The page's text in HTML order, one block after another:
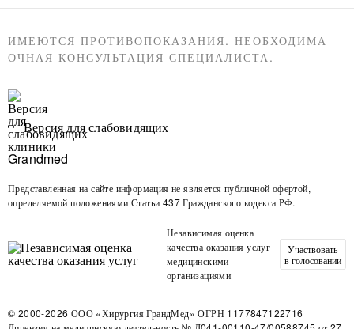
ИМЕЮТСЯ ПРОТИВОПОКАЗАНИЯ. НЕОБХОДИМА
ОЧНАЯ КОНСУЛЬТАЦИЯ СПЕЦИАЛИСТА.
Версия для слабовидящих
Представленная на сайте информация не является публичной офертой,
определяемой положениями Статьи 437 Гражданского кодекса РФ.
Независимая оценка
качества оказания услуг
медицинскими
организациями
Участвовать
в голосовании
© 2000-2026 ООО «Хирургия ГрандМед» ОГРН 1177847122716